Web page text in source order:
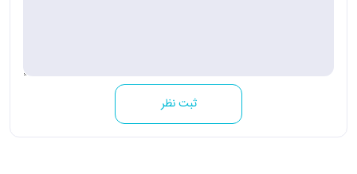
ثبت نظر